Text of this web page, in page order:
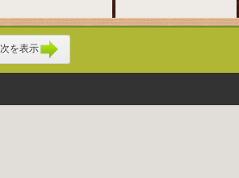
次を表示